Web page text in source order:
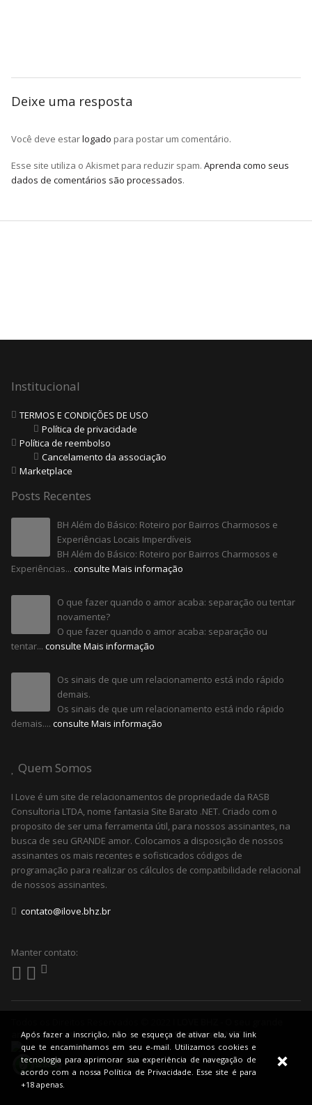
Deixe uma resposta
Você deve estarlogado para postar um comentário.
Esse site utiliza o Akismet para reduzir spam. Aprenda como seus
dados de comentários são processados.
Institucional
TERMOS E CONDIÇÕES DE USO
Política de privacidade
Política de reembolso
Cancelamento da associação
Marketplace
Posts Recentes
BH Além do Básico: Roteiro por Bairros Charmosos e
Experiências Locais Imperdíveis
BH Além do Básico: Roteiro por Bairros Charmosos e
Experiências... consulte Mais informação
O que fazer quando o amor acaba: separação ou tentar
novamente?
O que fazer quando o amor acaba: separação ou
tentar... consulte Mais informação
Os sinais de que um relacionamento está indo rápido
demais.
Os sinais de que um relacionamento está indo rápido
demais.... consulte Mais informação
Quem Somos
I Love é um site de relacionamentos de propriedade da RASB
Consultoria LTDA, nome fantasia Site Barato .NET. Criado com o
proposito de ser uma ferramenta útil, para nossos assinantes, na
busca de seu GRANDE amor. Colocamos a disposição de nossos
assinantes os mais recentes e sofisticados códigos de
programação para realizar os cálculos de compatibilidade relacional
de nossos assinantes.
contato@ilove.bhz.br
Manter contato:
amor pode estar aqui! | Powered by | Site Barato .NET
Após fazer a inscrição, não se esqueça de ativar ela, via link
que te encaminhamos em seu e-mail. Utilizamos cookies e
tecnologia para aprimorar sua experiência de navegação de
acordo com a nossa Política de Privacidade. Esse site é para
+18 apenas.